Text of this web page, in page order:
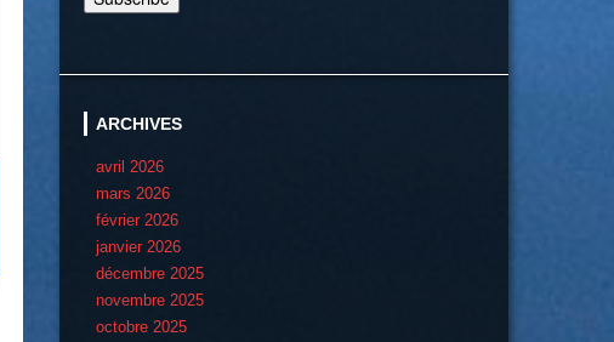
ARCHIVES
avril 2026
mars 2026
février 2026
janvier 2026
décembre 2025
novembre 2025
octobre 2025